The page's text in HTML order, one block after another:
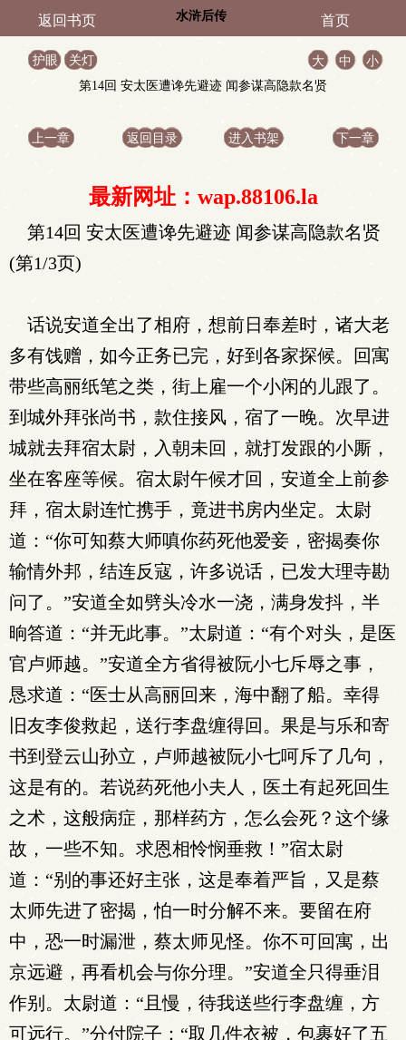
返回书页 水浒后传 首页
护眼 关灯 大 中
小
第14回 安太医遭谗先避迹 闻参谋高隐款名贤
上一章 返回目录 进入书架 下一章
最新网址：wap.88106.la
第14回 安太医遭谗先避迹 闻参谋高隐款名贤
(第1/3页)
话说安道全出了相府，想前日奉差时，诸大老
多有饯赠，如今正务已完，好到各家探候。回寓
带些高丽纸笔之类，街上雇一个小闲的儿跟了。
到城外拜张尚书，款住接风，宿了一晚。次早进
城就去拜宿太尉，入朝未回，就打发跟的小厮，
坐在客座等候。宿太尉午候才回，安道全上前参
拜，宿太尉连忙携手，竟进书房内坐定。太尉
道：“你可知蔡大师嗔你药死他爱妾，密揭奏你
输情外邦，结连反寇，许多说话，已发大理寺勘
问了。”安道全如劈头冷水一浇，满身发抖，半
晌答道：“并无此事。”太尉道：“有个对头，是医
官卢师越。”安道全方省得被阮小七斥辱之事，
恳求道：“医士从高丽回来，海中翻了船。幸得
旧友李俊救起，送行李盘缠得回。果是与乐和寄
书到登云山孙立，卢师越被阮小七呵斥了几句，
这是有的。若说药死他小夫人，医土有起死回生
之术，这般病症，那样药方，怎么会死？这个缘
故，一些不知。求恩相怜悯垂救！”宿太尉
道：“别的事还好主张，这是奉着严旨，又是蔡
太师先进了密揭，怕一时分解不来。要留在府
中，恐一时漏泄，蔡太师见怪。你不可回寓，出
京远避，再看机会与你分理。”安道全只得垂泪
作别。太尉道：“且慢，待我送些行李盘缠，方
可远行。”分付院子：“取几件衣被，包裹好了五